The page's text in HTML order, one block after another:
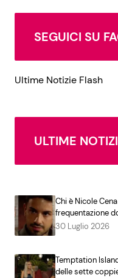
SEGUICI SU
Ultime Notizie Flash
ULTIME
Chi è Nicole
frequentazione
30 Luglio 2026
Temptation
delle sette